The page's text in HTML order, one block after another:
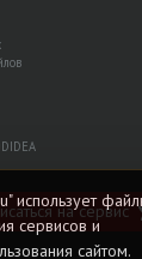
на сервис
использует
сервисов и
сайтом.